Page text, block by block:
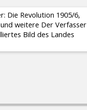
Die Revolution 1905/6,
weitere Der Verfasser
Bild des Landes